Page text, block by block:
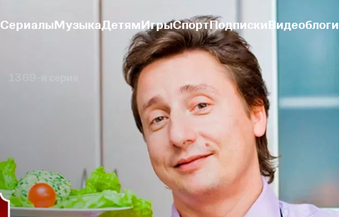
СериалыМузыкаДетямИгрыСпортПодпискиВидеоблоги